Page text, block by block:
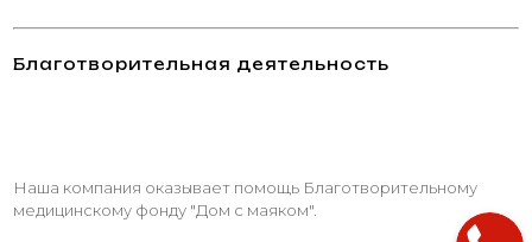
Благотворительная деятельность
Наша компания оказывает помощь Благотворительному
медицинскому фонду "Дом с маяком".